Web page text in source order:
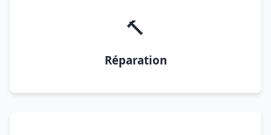
🔨
Réparation